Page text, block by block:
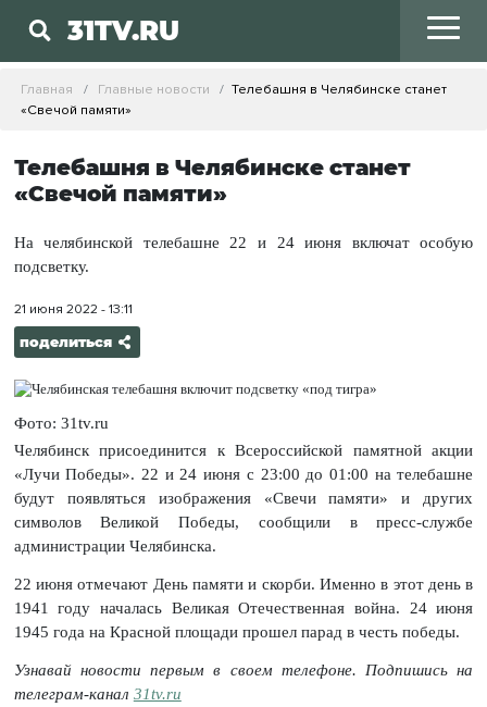
31TV.RU
Главная Главные новости
Телебашня в Челябинске станет
«Свечой памяти»
Телебашня в Челябинске станет
«Свечой памяти»
На челябинской телебашне 22 и 24 июня включат особую
подсветку.
21 июня 2022 - 13:11
поделиться
Фото: 31tv.ru
Челябинск присоединится к Всероссийской памятной акции
«Лучи Победы». 22 и 24 июня с 23:00 до 01:00 на телебашне
будут появляться изображения «Свечи памяти» и других
символов Великой Победы, сообщили в пресс-службе
администрации Челябинска.
22 июня отмечают День памяти и скорби. Именно в этот день в
1941 году началась Великая Отечественная война. 24 июня
1945 года на Красной площади прошел парад в честь победы.
Узнавай новости первым в своем телефоне. Подпишись на
телеграм-канал 31tv.ru